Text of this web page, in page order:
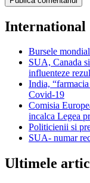
International
Bursele
SUA, Canada
influenteze
India,
Covid-19
Comisia
incalca Legea
Politicienii si
SUA- numar
Ultimele